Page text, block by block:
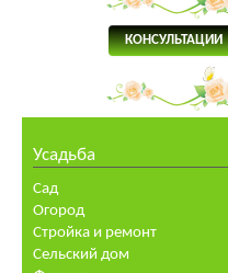
КОНСУЛЬТАЦИИ
Усадьба
Сад
Огород
Стройка и ремонт
Сельский дом